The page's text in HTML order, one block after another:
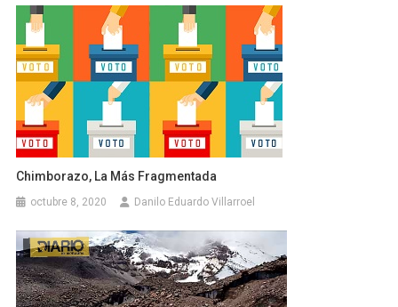
Chimborazo, La Más Fragmentada
octubre 8, 2020 Danilo Eduardo Villarroel